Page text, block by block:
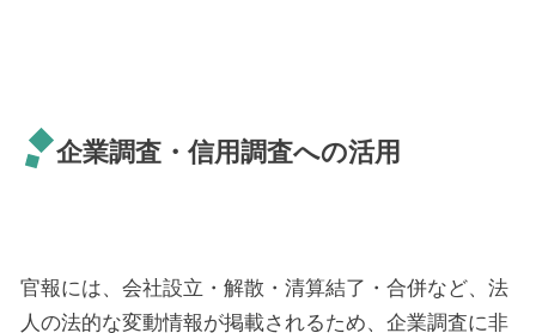
企業調査・信用調査への活用
官報には、会社設立・解散・清算結了・合併など、法
人の法的な変動情報が掲載されるため、企業調査に非